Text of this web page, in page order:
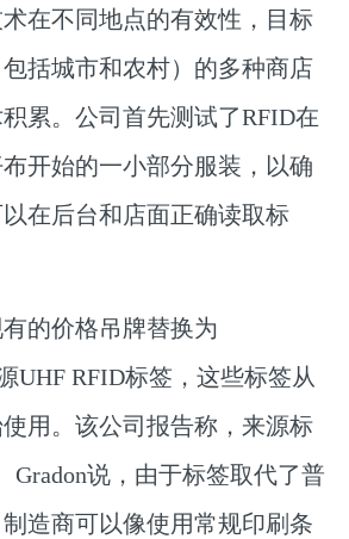
在不同地点的有效性，目标
括城市和农村）的多种商店
累。公司首先测试了RFID在
开始的一小部分服装，以确
在后台和店面正确读取标
的价格吊牌替换为
UHF RFID标签，这些标签从
用。该公司报告称，来源标
Gradon说，由于标签取代了普
造商可以像使用常规印刷条